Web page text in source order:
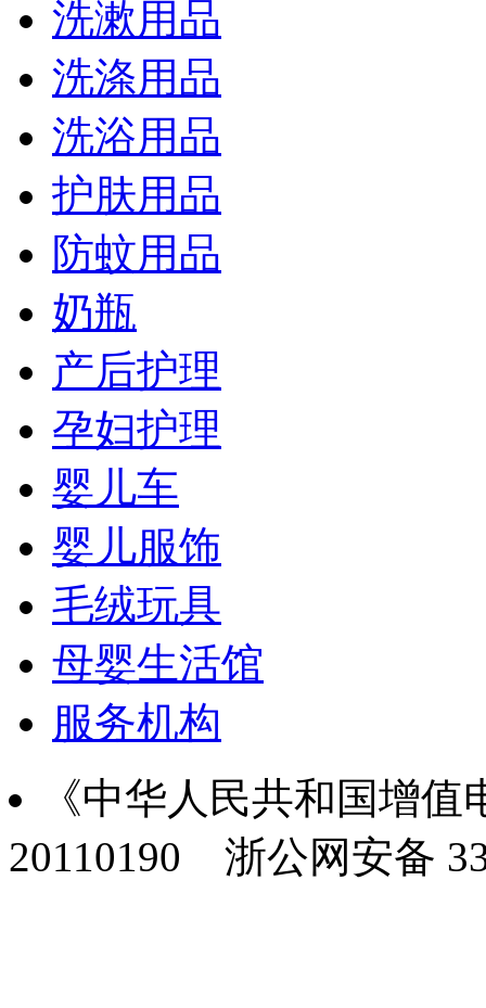
洗漱用品
洗涤用品
洗浴用品
护肤用品
防蚊用品
奶瓶
产后护理
孕妇护理
婴儿车
婴儿服饰
毛绒玩具
母婴生活馆
服务机构
《中华人民共和国增
20110190 浙公网安备